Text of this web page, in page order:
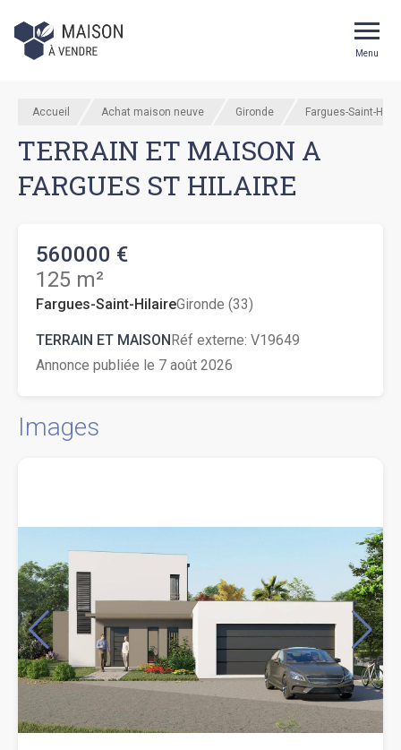
Menu
Accueil Achat maison neuve Gironde Fargues-Saint-
TERRAIN ET MAISON A
FARGUES ST HILAIRE
560000 €
125 m²
Fargues-Saint-HilaireGironde (33)
TERRAIN ET MAISONRéf externe: V19649
Annonce publiée le 7 août 2026
Images